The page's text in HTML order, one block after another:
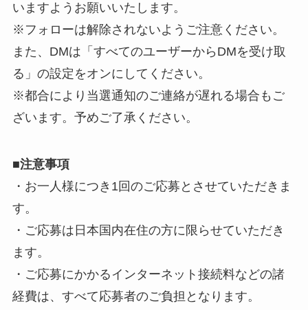
いますようお願いいたします。
※フォローは解除されないようご注意ください。
また、DMは「すべてのユーザーからDMを受け取
る」の設定をオンにしてください。
※都合により当選通知のご連絡が遅れる場合もご
ざいます。予めご了承ください。
■注意事項
・お一人様につき1回のご応募とさせていただきま
す。
・ご応募は日本国内在住の方に限らせていただき
ます。
・ご応募にかかるインターネット接続料などの諸
経費は、すべて応募者のご負担となります。